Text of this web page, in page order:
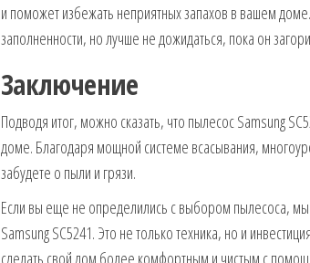
и поможет избежать неприятных запахов в вашем
заполненности, но лучше не дожидаться, пока он
Заключение
Подводя итог, можно сказать, что пылесос Samsung
доме. Благодаря мощной системе всасывания,
забудете о пыли и грязи.
Если вы еще не определились с выбором пылесоса,
Samsung SC5241. Это не только техника, но и
сделать свой дом более комфортным и чистым с